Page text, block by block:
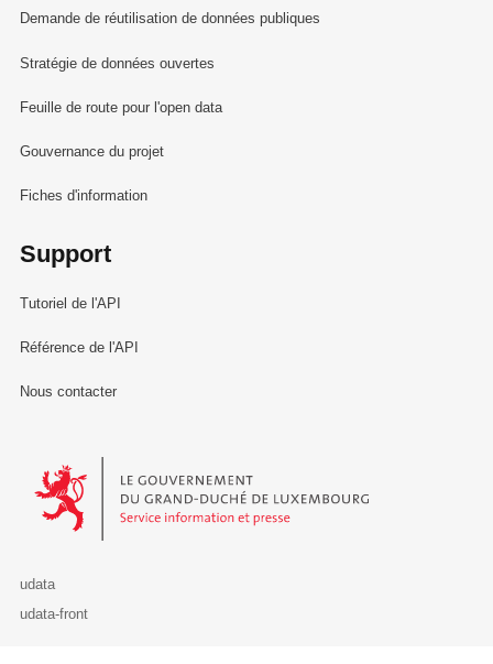
Demande de réutilisation de données publiques
Stratégie de données ouvertes
Feuille de route pour l'open data
Gouvernance du projet
Fiches d'information
Support
Tutoriel de l'API
Référence de l'API
Nous contacter
Le Gouvernement du Grand-Duché de Luxembourg - Service
udata
udata-front